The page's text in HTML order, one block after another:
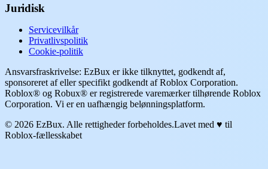
Juridisk
Servicevilkår
Privatlivspolitik
Cookie-politik
Ansvarsfraskrivelse: EzBux er ikke tilknyttet, godkendt af,
sponsoreret af eller specifikt godkendt af Roblox Corporation.
Roblox® og Robux® er registrerede varemærker tilhørende Roblox
Corporation. Vi er en uafhængig belønningsplatform.
© 2026 EzBux. Alle rettigheder forbeholdes.Lavet med ♥ til
Roblox-fællesskabet